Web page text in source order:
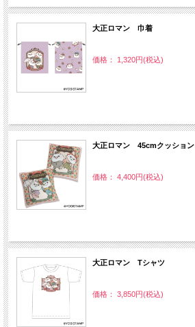
大正ロマン 巾着
価格： 1,320円(税込)
大正ロマン 45cmクッション
価格： 4,400円(税込)
大正ロマン Tシャツ
価格： 3,850円(税込)